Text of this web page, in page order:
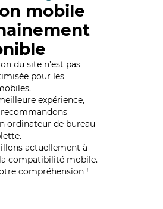
mobile
du site n’est pas
pour les
expérience,
ordinateur de bureau
actuellement à
compatibilité mobile.
compréhension !